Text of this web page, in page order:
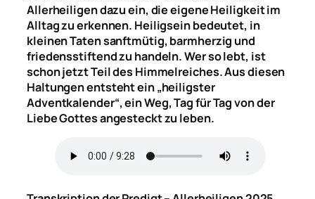
Allerheiligen dazu ein, die eigene Heiligkeit im
Alltag zu erkennen. Heiligsein bedeutet, in
kleinen Taten sanftmütig, barmherzig und
friedensstiftend zu handeln. Wer so lebt, ist
schon jetzt Teil des Himmelreiches. Aus diesen
Haltungen entsteht ein „heiligster
Adventkalender“, ein Weg, Tag für Tag von der
Liebe Gottes angesteckt zu leben.